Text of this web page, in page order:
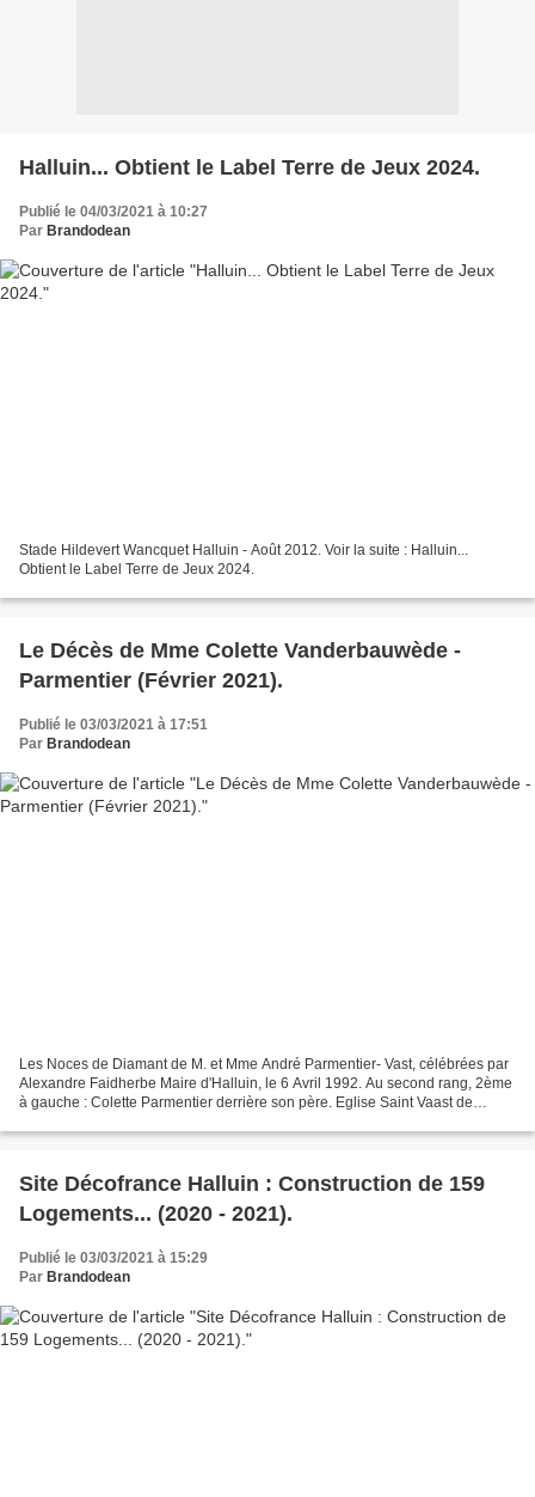
Halluin... Obtient le Label Terre de Jeux 2024.
Publié le 04/03/2021 à 10:27
Par Brandodean
Stade Hildevert Wancquet Halluin - Août 2012. Voir la suite : Halluin...
Obtient le Label Terre de Jeux 2024.
Le Décès de Mme Colette Vanderbauwède -
Parmentier (Février 2021).
Publié le 03/03/2021 à 17:51
Par Brandodean
Les Noces de Diamant de M. et Mme André Parmentier- Vast, célébrées par
Alexandre Faidherbe Maire d'Halluin, le 6 Avril 1992. Au second rang, 2ème
à gauche : Colette Parmentier derrière son père. Eglise Saint Vaast de
Site Décofrance Halluin : Construction de 159
Logements... (2020 - 2021).
Publié le 03/03/2021 à 15:29
Par Brandodean